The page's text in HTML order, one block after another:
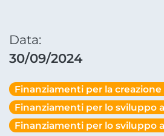
Data:
30/09/2024
Finanziamenti per la
Finanziamenti per lo sviluppo
Finanziamenti per lo sviluppo